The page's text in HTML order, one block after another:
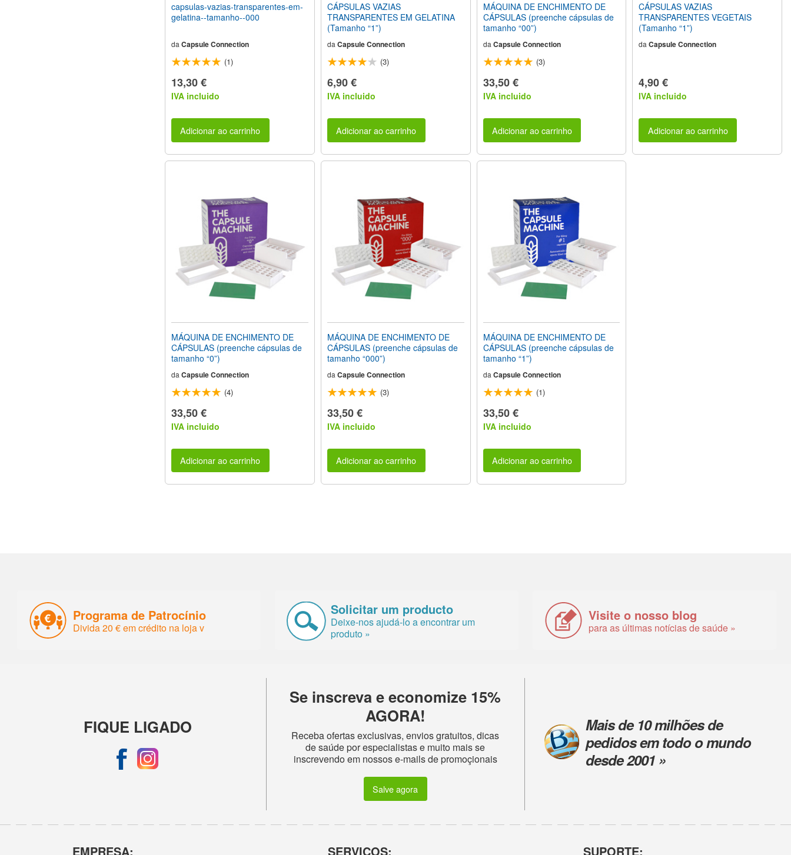
capsulas-vazias-transparentes-em-
gelatina--tamanho--000
daCapsule Connection
(1)
13,30 €
IVA incluido
Adicionar ao carrinho
CÁPSULAS VAZIAS
TRANSPARENTES EM GELATINA
(Tamanho “1”)
daCapsule Connection
(3)
6,90 €
IVA incluido
Adicionar ao carrinho
MÁQUINA DE ENCHIMENTO DE
CÁPSULAS (preenche cápsulas de
tamanho “00”)
da Capsule Connection
(3)
33,50 €
IVA incluido
Adicionar ao carrinho
CÁPSULAS VAZIAS
TRANSPARENTES VEGETAIS
(Tamanho “1”)
daCapsule Connection
4,90 €
IVA incluido
Adicionar ao carrinho
MÁQUINA DE ENCHIMENTO DE
CÁPSULAS (preenche cápsulas de
tamanho “0”)
da Capsule Connection
(4)
33,50 €
IVA incluido
Adicionar ao carrinho
MÁQUINA DE ENCHIMENTO DE
CÁPSULAS (preenche cápsulas de
tamanho “000”)
da Capsule Connection
(3)
33,50 €
IVA incluido
Adicionar ao carrinho
MÁQUINA DE ENCHIMENTO DE
CÁPSULAS (preenche cápsulas de
tamanho “1”)
da Capsule Connection
(1)
33,50 €
IVA incluido
Adicionar ao carrinho
Programa de Patrocínio
Divida 20 € em crédito na loja v
Solicitar um producto
Deixe-nos ajudá-lo a encontrar um
produto »
Visite o nosso blog
para as últimas notícias de saúde »
FIQUE LIGADO
Se inscreva e economize 15%
AGORA!
Receba ofertas exclusivas, envios gratuitos, dicas
de saúde por especialistas e muito mais se
inscrevendo em nossos e-mails de promoçionais
Salve agora
Mais de 10 milhões de
pedidos em todo o mundo
desde 2001 »
EMPRESA: SERVIÇOS: SUPORTE: